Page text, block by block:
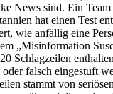
News sind. Ein
hat einen Test
wie anfällig eine
„Misinformation
Schlagzeilen
falsch eingestuft
stammt von